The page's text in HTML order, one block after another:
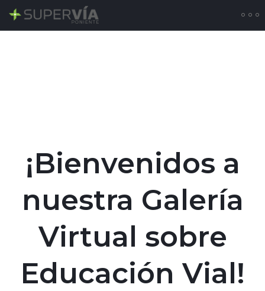
¡Bienvenidos a
nuestra Galería
Virtual sobre
Educación Vial!